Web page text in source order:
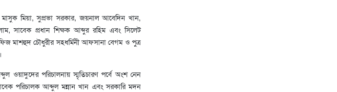
মিয়া, সুপ্রভা সরকার, জয়নাল আবেদিন খান,
সাবেক প্রধান শিক্ষক আব্দুর রহিম এবং সিলেট
মাশহুদ চৌধুরীর সহধর্মিনী আফসানা বেগম ও পুত্র
ওয়াদুদের পরিচালনায় স্মৃতিচারণ পর্বে অংশ নেন
পরিচালক আব্দুল মন্নান খান এবং সরকারি মদন